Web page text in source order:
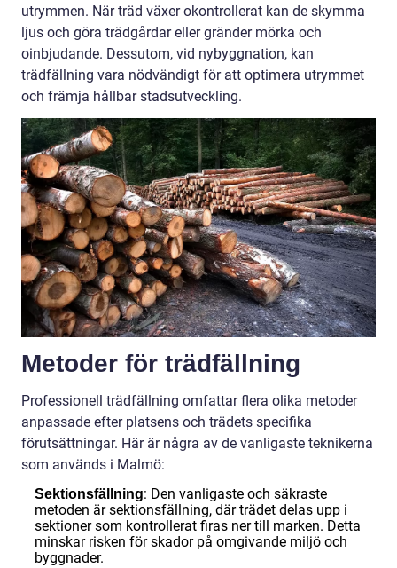
utrymmen. När träd växer okontrollerat kan de skymma
ljus och göra trädgårdar eller gränder mörka och
oinbjudande. Dessutom, vid nybyggnation, kan
trädfällning vara nödvändigt för att optimera utrymmet
och främja hållbar stadsutveckling.
Metoder för trädfällning
Professionell trädfällning omfattar flera olika metoder
anpassade efter platsens och trädets specifika
förutsättningar. Här är några av de vanligaste teknikerna
som används i Malmö:
Sektionsfällning: Den vanligaste och säkraste
metoden är sektionsfällning, där trädet delas upp i
sektioner som kontrollerat firas ner till marken. Detta
minskar risken för skador på omgivande miljö och
byggnader.